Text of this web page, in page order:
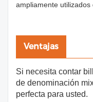
ampliamente utilizados
Ventajas
Si necesita contar
de denominación
perfecta para usted.